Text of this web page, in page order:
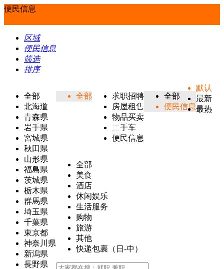
便民信息
区域
便民信息
筛选
排序
全部
北海道
青森県
岩手県
宮城県
秋田県
山形県
福島県
茨城県
栃木県
群馬県
埼玉県
千葉県
東京都
神奈川県
新潟県
長野県
全部
求职招聘
房屋租售
物品买卖
二手车
便民信息
全部
便民信息
全部
美食
酒店
休闲娱乐
生活服务
购物
旅游
其他
快递包裹（日-中）
默认
最新
最热